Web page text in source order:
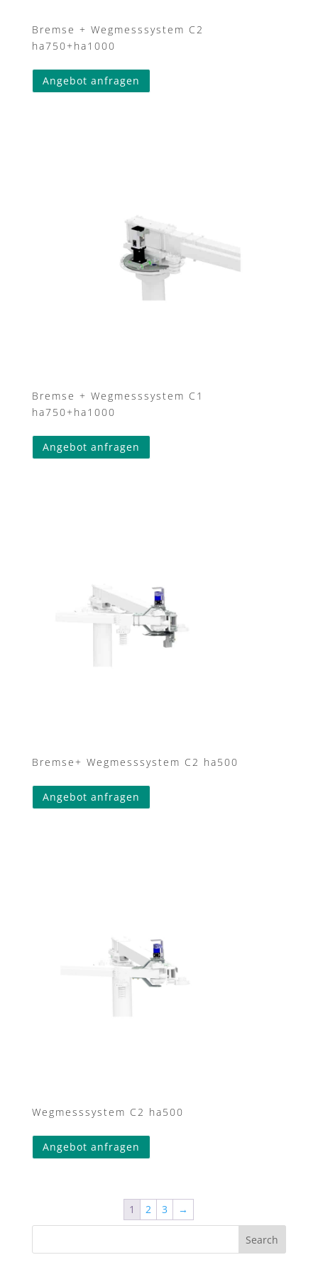
Bremse + Wegmesssystem C2
ha750+ha1000
Angebot anfragen
Bremse + Wegmesssystem C1
ha750+ha1000
Angebot anfragen
Bremse+ Wegmesssystem C2 ha500
Angebot anfragen
Wegmesssystem C2 ha500
Angebot anfragen
1 2 3 →
Search